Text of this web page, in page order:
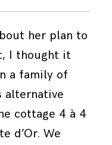
her plan to
I thought it
a family of
alternative
cottage 4 à 4
d’Or. We